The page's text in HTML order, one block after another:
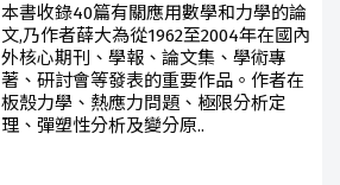
本書收錄40篇有關應用數學和力學的論
文,乃作者薛大為從1962至2004年在國內
外核心期刊、學報、論文集、學術專
著、研討會等發表的重要作品。作者在
板殼力學、熱應力問題、極限分析定
理、彈塑性分析及變分原..